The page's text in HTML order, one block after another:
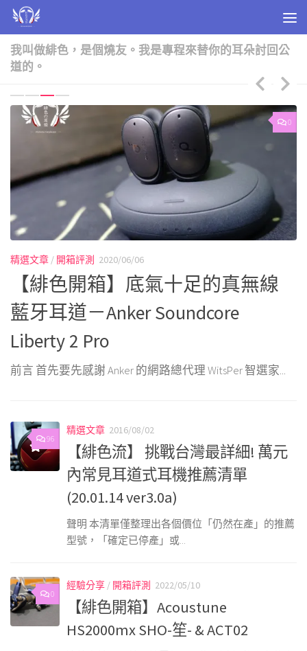
Skip to content
我叫做緋色，是個燒友。我是專程來替你的耳朵討回公
道的。
0
精選文章 / 開箱評測 2020/06/06
【緋色開箱】底氣十足的真無線
藍牙耳道－Anker Soundcore
Liberty 2 Pro
前言 首先要先感謝 Anker 的網路總代理 WitsPer 智選家...
96
精選文章 2016/08/02
【緋色流】 挑戰台灣最詳細! 萬元
內常見耳道式耳機推薦清單
(20.01.14 ver3.0a)
聲明 本清單僅整理出各個價位「仍然在產」的推薦
型號，「確定已停產」或...
0
經驗分享 / 開箱評測 2022/05/10
【緋色開箱】Acoustune
HS2000mx SHO-笙- & ACT02